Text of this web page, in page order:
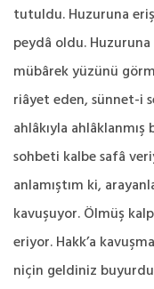
tutuldu. Huzuruna
peydâ oldu.
mübârek yüzünü
riâyet eden, sünnet-i
ahlâkıyla
sohbeti kalbe safâ
anlamıştım ki,
kavuşuyor. Ölmüş
eriyor. Hakk’a
niçin geldiniz